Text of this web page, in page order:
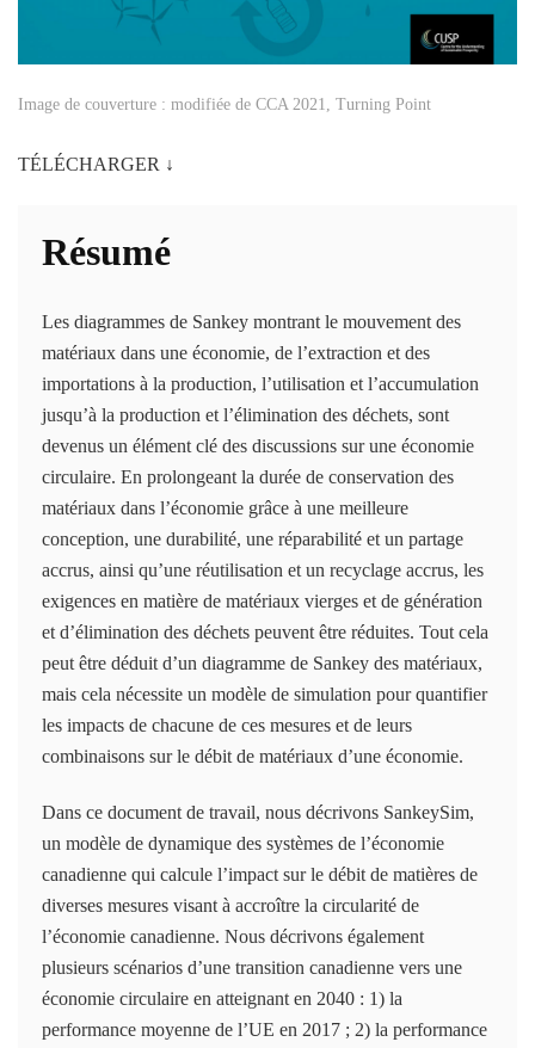
Image de couverture : modifiée de CCA 2021, Turning Point
TÉLÉCHARGER ↓
Résumé
Les diagrammes de Sankey montrant le mouvement des
matériaux dans une économie, de l’extraction et des
importations à la production, l’utilisation et l’accumulation
jusqu’à la production et l’élimination des déchets, sont
devenus un élément clé des discussions sur une économie
circulaire. En prolongeant la durée de conservation des
matériaux dans l’économie grâce à une meilleure
conception, une durabilité, une réparabilité et un partage
accrus, ainsi qu’une réutilisation et un recyclage accrus, les
exigences en matière de matériaux vierges et de génération
et d’élimination des déchets peuvent être réduites. Tout cela
peut être déduit d’un diagramme de Sankey des matériaux,
mais cela nécessite un modèle de simulation pour quantifier
les impacts de chacune de ces mesures et de leurs
combinaisons sur le débit de matériaux d’une économie.
Dans ce document de travail, nous décrivons SankeySim,
un modèle de dynamique des systèmes de l’économie
canadienne qui calcule l’impact sur le débit de matières de
diverses mesures visant à accroître la circularité de
l’économie canadienne. Nous décrivons également
plusieurs scénarios d’une transition canadienne vers une
économie circulaire en atteignant en 2040 : 1) la
performance moyenne de l’UE en 2017 ; 2) la performance